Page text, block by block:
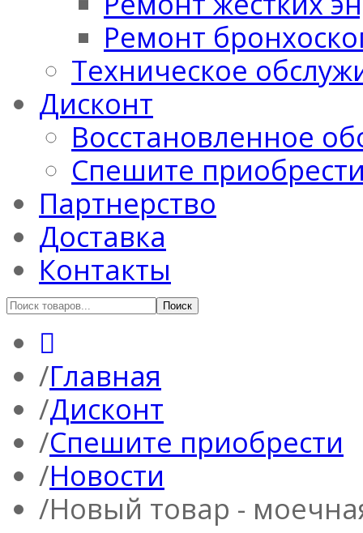
Ремонт
Техническое
Дисконт
Восстановленное
Спешите
Партнерство
Доставка
Контакты
Главная
Дисконт
Спешите приобрести
Новости
Новый товар -